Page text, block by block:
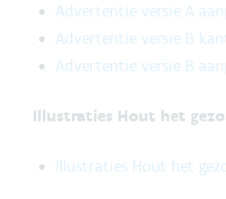
Advertentie versie A
Advertentie versie B
Advertentie versie B
Illustraties Hout het
Illustraties Hout het